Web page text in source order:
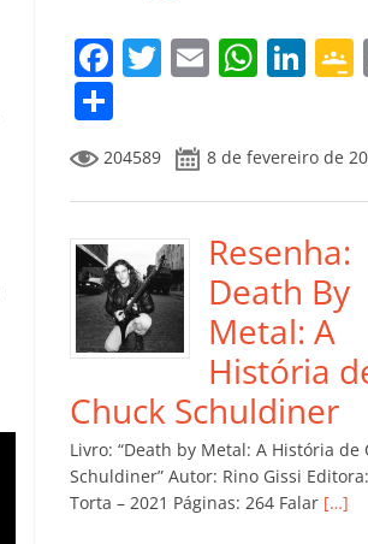
F
e
b
o
o
k
T
itt
er
E
l
W
s
A
p
p
Li
e
dI
n
o
m
p
ar
til
h
ar
204589 8 de fevereiro de
Resenha:
Death By
Metal: A
História
Chuck Schuldiner
Livro: “Death by Metal: A História de
Schuldiner” Autor: Rino Gissi
Torta – 2021 Páginas: 264 Falar […]